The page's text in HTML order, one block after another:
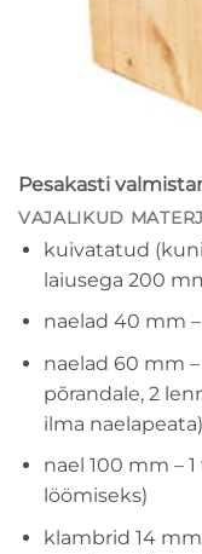
Pesakasti
VAJALIKUD
kuivatatud
laiusega 200
naelad 40 mm
naelad 60 mm
põrandale, 2
ilma naelapeata)
nael 100 mm –
löömiseks)
klambrid 14